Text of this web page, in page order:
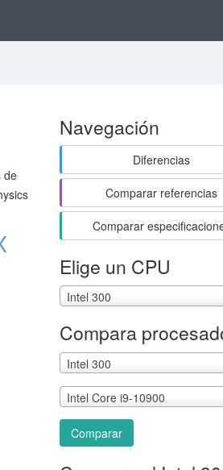
de
Navegación
Diferencias
Comparar referencias
Comparar
Elige un CPU
Intel 300
Compara
Intel 300
Intel Core i9-10900
Comparar